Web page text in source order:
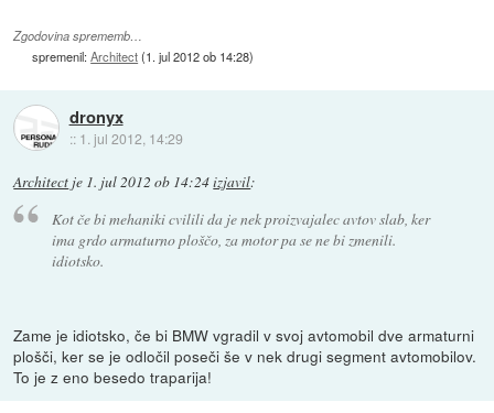
Zgodovina sprememb…
spremenil:Architect(1. jul 2012 ob 14:28)
dronyx
:: 1. jul 2012, 14:29
Architect je 1. jul 2012 ob 14:24izjavil:
Kot če bi mehaniki cvilili da je nek proizvajalec avtov slab, ker
ima grdo armaturno ploščo, za motor pa se ne bi zmenili.
idiotsko.
Zame je idiotsko, če bi BMW vgradil v svoj avtomobil dve armaturni
plošči, ker se je odločil poseči še v nek drugi segment avtomobilov.
To je z eno besedo traparija!